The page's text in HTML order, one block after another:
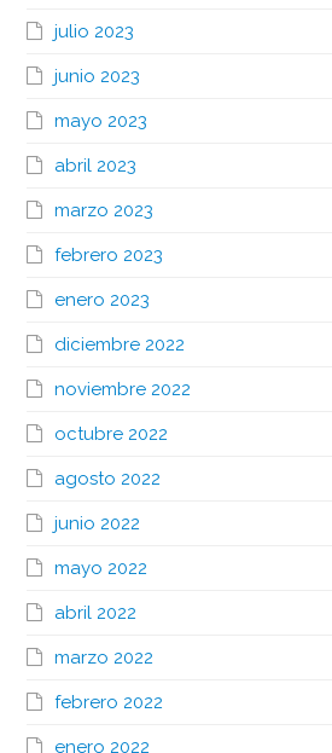
julio 2023
junio 2023
mayo 2023
abril 2023
marzo 2023
febrero 2023
enero 2023
diciembre 2022
noviembre 2022
octubre 2022
agosto 2022
junio 2022
mayo 2022
abril 2022
marzo 2022
febrero 2022
enero 2022